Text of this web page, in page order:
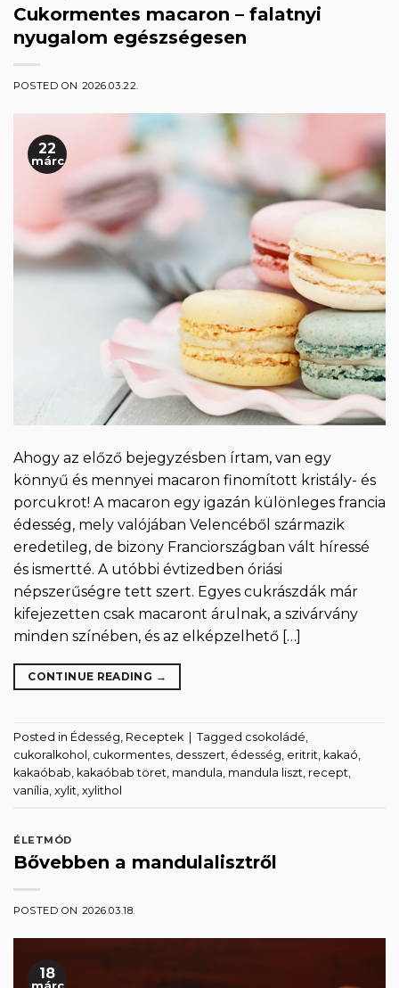
Cukormentes macaron – falatnyi
nyugalom egészségesen
POSTED ON 2026.03.22.
22
márc
Ahogy az előző bejegyzésben írtam, van egy
könnyű és mennyei macaron finomított kristály- és
porcukrot! A macaron egy igazán különleges francia
édesség, mely valójában Velencéből származik
eredetileg, de bizony Franciországban vált híressé
és ismertté. A utóbbi évtizedben óriási
népszerűségre tett szert. Egyes cukrászdák már
kifejezetten csak macaront árulnak, a szivárvány
minden színében, és az elképzelhető […]
CONTINUE READING →
Posted in Édesség, Receptek Tagged csokoládé,
cukoralkohol , cukormentes, desszert, édesség, eritrit, kakaó,
kakaóbab, kakaóbab töret, mandula, mandula liszt, recept,
vanília, xylit, xylithol
ÉLETMÓD
Bővebben a mandulalisztről
POSTED ON 2026.03.18.
18